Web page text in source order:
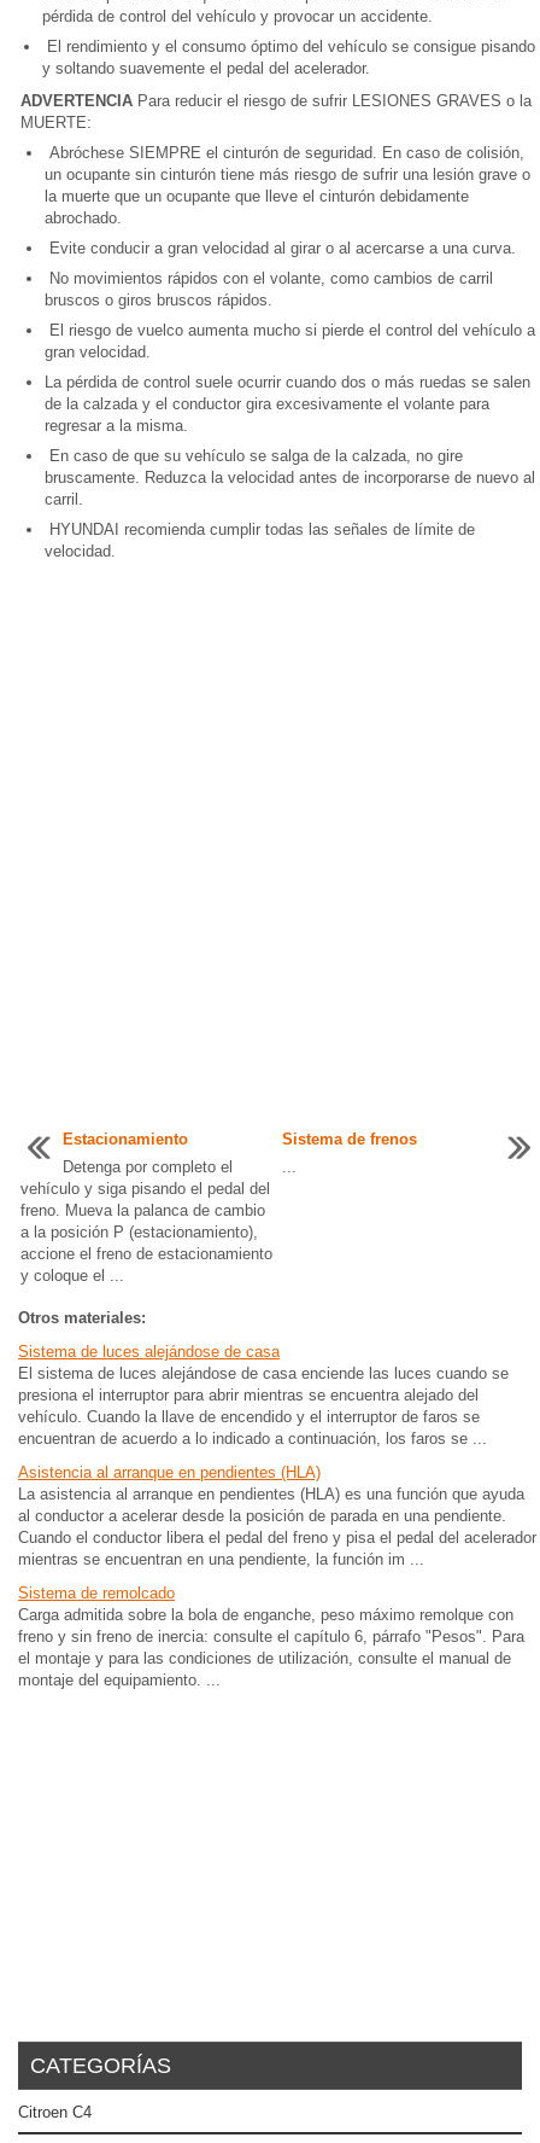
pérdida de control del vehículo y provocar un accidente.
El rendimiento y el consumo óptimo del vehículo se consigue pisando
y soltando suavemente el pedal del acelerador.
ADVERTENCIA Para reducir el riesgo de sufrir LESIONES GRAVES o la
MUERTE:
Abróchese SIEMPRE el cinturón de seguridad. En caso de colisión,
un ocupante sin cinturón tiene más riesgo de sufrir una lesión grave o
la muerte que un ocupante que lleve el cinturón debidamente
abrochado.
Evite conducir a gran velocidad al girar o al acercarse a una curva.
No movimientos rápidos con el volante, como cambios de carril
bruscos o giros bruscos rápidos.
El riesgo de vuelco aumenta mucho si pierde el control del vehículo a
gran velocidad.
La pérdida de control suele ocurrir cuando dos o más ruedas se salen
de la calzada y el conductor gira excesivamente el volante para
regresar a la misma.
En caso de que su vehículo se salga de la calzada, no gire
bruscamente. Reduzca la velocidad antes de incorporarse de nuevo al
carril.
HYUNDAI recomienda cumplir todas las señales de límite de
velocidad.
Estacionamiento
Detenga por completo el
vehículo y siga pisando el pedal del
freno. Mueva la palanca de cambio
a la posición P (estacionamiento),
accione el freno de estacionamiento
y coloque el ...
Sistema de frenos
...
Otros materiales:
Sistema de luces alejándose de casa
El sistema de luces alejándose de casa enciende las luces cuando se
presiona el interruptor para abrir mientras se encuentra alejado del
vehículo. Cuando la llave de encendido y el interruptor de faros se
encuentran de acuerdo a lo indicado a continuación, los faros se ...
Asistencia al arranque en pendientes (HLA)
La asistencia al arranque en pendientes (HLA) es una función que ayuda
al conductor a acelerar desde la posición de parada en una pendiente.
Cuando el conductor libera el pedal del freno y pisa el pedal del acelerador
mientras se encuentran en una pendiente, la función im ...
Sistema de remolcado
Carga admitida sobre la bola de enganche, peso máximo remolque con
freno y sin freno de inercia: consulte el capítulo 6, párrafo "Pesos". Para
el montaje y para las condiciones de utilización, consulte el manual de
montaje del equipamiento. ...
CATEGORÍAS
Citroen C4